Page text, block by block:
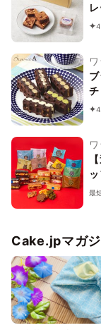
4
チ
最
Cake.jpマガ